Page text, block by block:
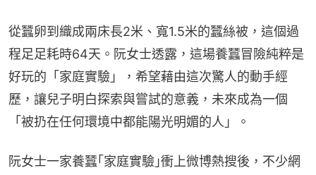
從蠶卵到織成兩床長2米、寬1.5米的蠶絲被，這個過
程足足耗時64天。阮女士透露，這場養蠶冒險純粹是
好玩的「家庭實驗」，希望藉由這次驚人的動手經
歷，讓兒子明白探索與嘗試的意義，未來成為一個
「被扔在任何環境中都能陽光明媚的人」。
阮女士一家養蠶｢家庭實驗｣衝上微博熱搜後，不少網